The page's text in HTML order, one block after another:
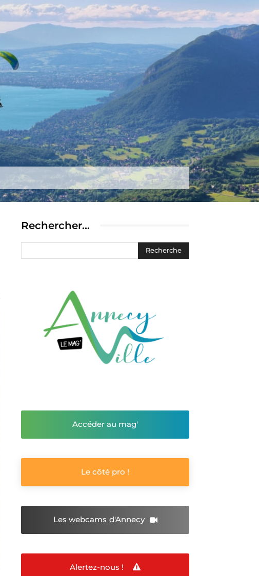
Alertez-nous Plus
Rechercher…
Accéder au mag'
Le côté pro !
Les webcams d'Annecy
Alertez-nous !